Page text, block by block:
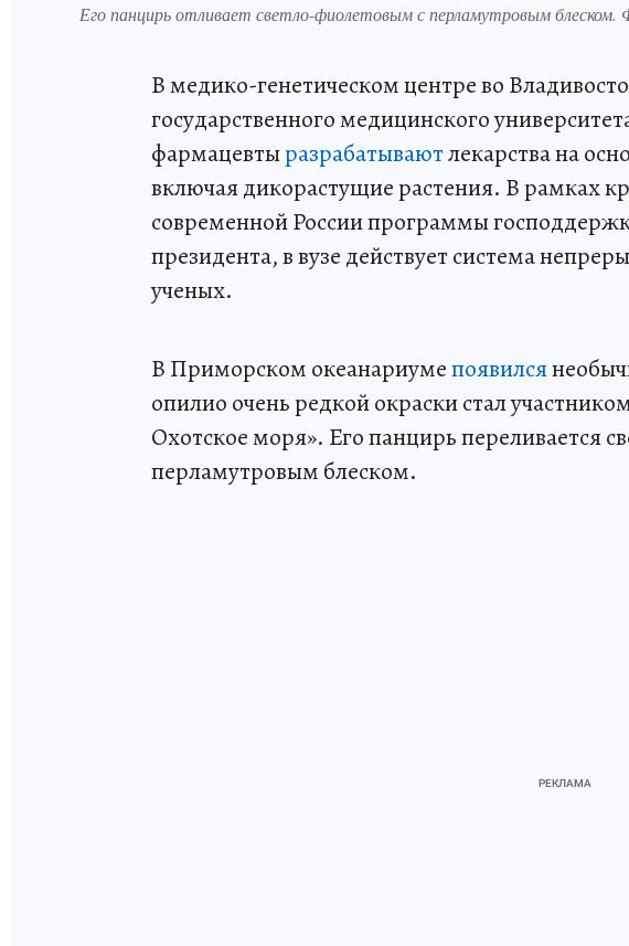
Его панцирь отливает светло-фиолетовым с перламутровым
В медико-генетическом центре во
государственного медицинского
фармацевтыразрабатываютлекарства на
включая дикорастущие растения. В рамках
современной России программы
президента, в вузе действует система
ученых.
В Приморском океанариумепоявился
опилио очень редкой окраски стал
Охотское моря». Его панцирь переливается
перламутровым блеском.